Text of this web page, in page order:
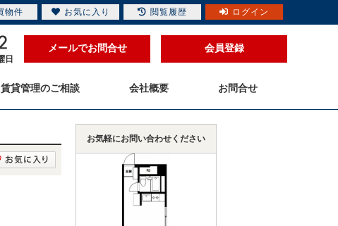
日
メールでお問合せ 会員登録
賃貸管理のご相談 会社概要 お問合せ
お気軽にお問い合わせください
物件 お気に入り 閲覧履歴 ログイン